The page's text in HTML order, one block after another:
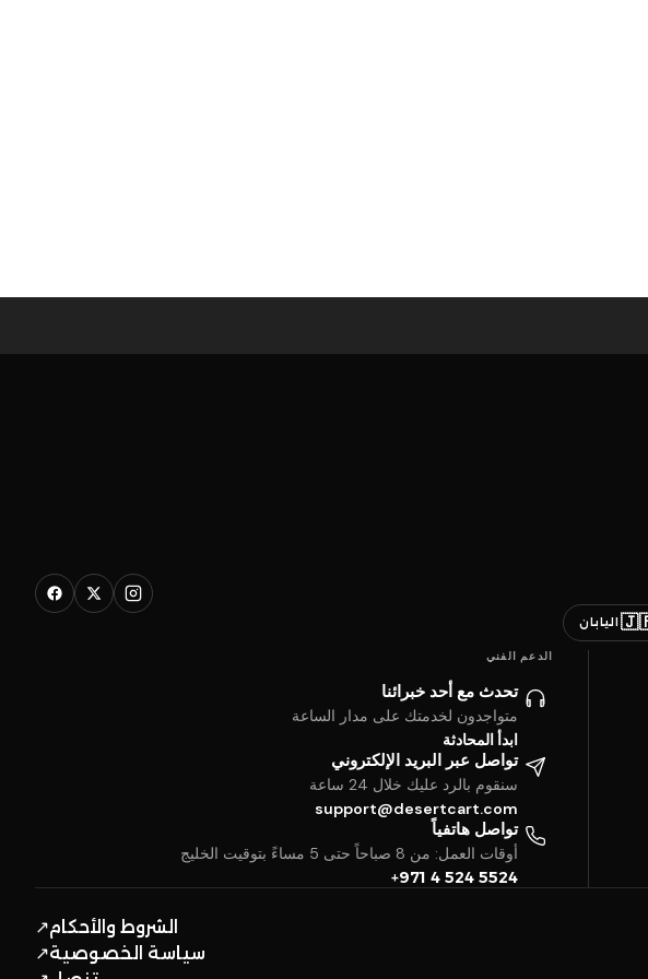
اليابان
الدعم الفني
تحدث مع أحد خبرائنا
متواجدون لخدمتك على مدار الساعة
ابدأ المحادثة
تواصل عبر البريد الإلكتروني
سنقوم بالرد عليك خلال 24 ساعة
support@desertcart.com
تواصل هاتفياً
أوقات العمل: من 8 صباحاً حتى 5 مساءً بتوقيت الخليج
+971 4 524 5524
الشروط والأحكام↗
سياسة الخصوصية↗